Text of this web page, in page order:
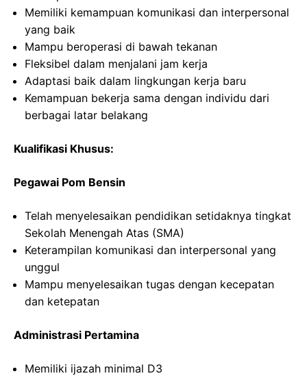
Memiliki kemampuan komunikasi dan interpersonal
yang baik
Mampu beroperasi di bawah tekanan
Fleksibel dalam menjalani jam kerja
Adaptasi baik dalam lingkungan kerja baru
Kemampuan bekerja sama dengan individu dari
berbagai latar belakang
Kualifikasi Khusus:
Pegawai Pom Bensin
Telah menyelesaikan pendidikan setidaknya tingkat
Sekolah Menengah Atas (SMA)
Keterampilan komunikasi dan interpersonal yang
unggul
Mampu menyelesaikan tugas dengan kecepatan
dan ketepatan
Administrasi Pertamina
Memiliki ijazah minimal D3